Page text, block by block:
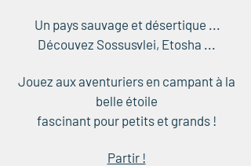
Un pays sauvage et désertique ...
Découvez Sossusvlei, Etosha ...
Jouez aux aventuriers en campant à la
belle étoile
fascinant pour petits et grands !
Partir !